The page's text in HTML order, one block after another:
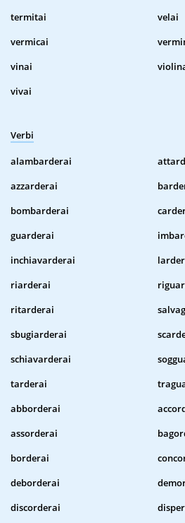
termitai
velai
vermicai
vinai
vivai
Verbi
alambarderai
azzarderai
bombarderai
guarderai
inchiavarderai
riarderai
ritarderai
sbugiarderai
schiavarderai
tarderai
abborderai
assorderai
borderai
deborderai
discorderai